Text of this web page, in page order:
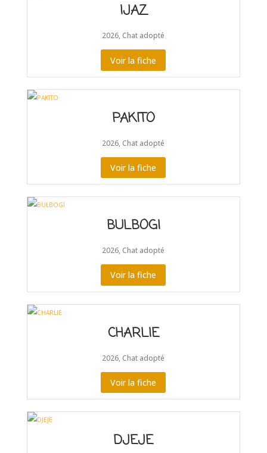
IJAZ
2026, Chat adopté
Voir la fiche
PAKITO
2026, Chat adopté
Voir la fiche
BULBOGI
2026, Chat adopté
Voir la fiche
CHARLIE
2026, Chat adopté
Voir la fiche
DJEJE